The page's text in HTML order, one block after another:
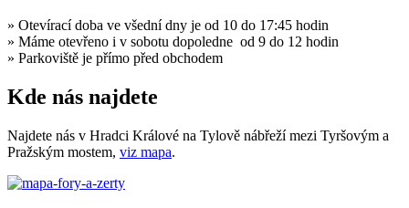
» Otevírací doba ve všední dny je od 10 do 17:45 hodin
» Máme otevřeno i v sobotu dopoledne od 9 do 12 hodin
» Parkoviště je přímo před obchodem
Kde nás najdete
Najdete nás v Hradci Králové na Tylově nábřeží mezi Tyršovým a
Pražským mostem, viz mapa.